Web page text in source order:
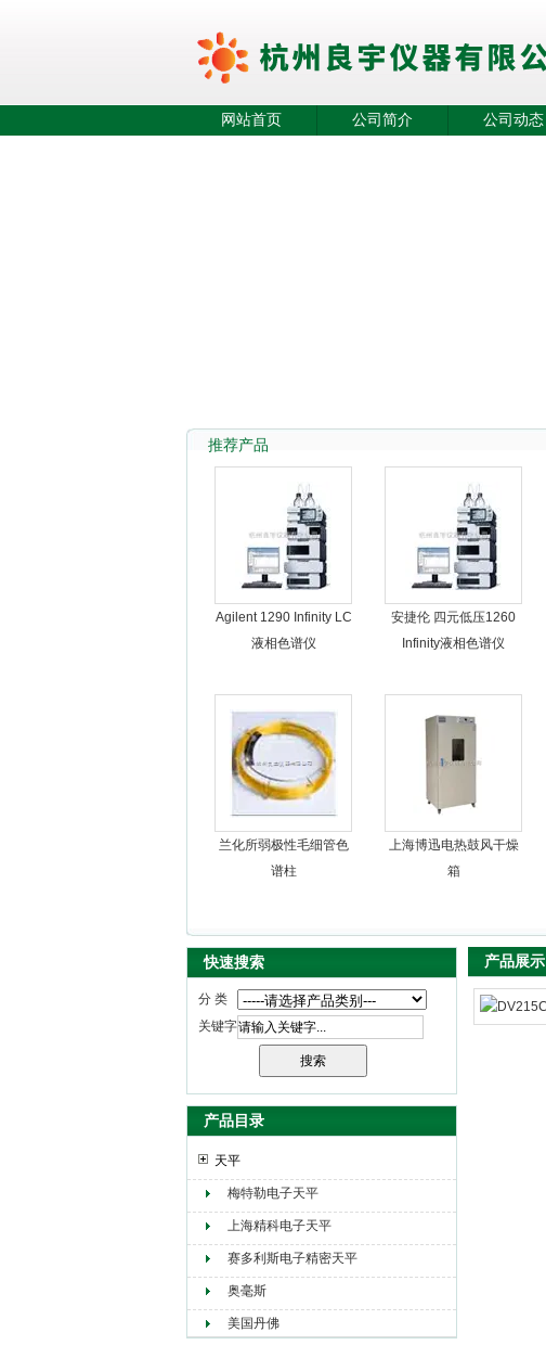
杭州良宇仪器有限公司
网站首页 公司简介 公司动态
推荐产品
Agilent 1290 Infinity LC
液相色谱仪
安捷伦 四元低压1260
Infinity液相色谱仪
兰化所弱极性毛细管色
谱柱
上海博迅电热鼓风干燥
箱
快速搜索
分 类
关键字
产品目录
天平
梅特勒电子天平
上海精科电子天平
赛多利斯电子精密天平
奥毫斯
美国丹佛
产品展示